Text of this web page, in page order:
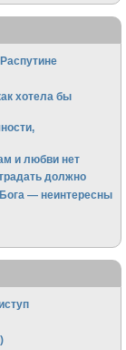
хотела бы
и любви нет
должно
— неинтересны